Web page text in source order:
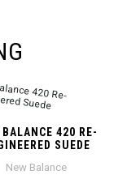
BALANCE 420 RE-
SUEDE
New Balance